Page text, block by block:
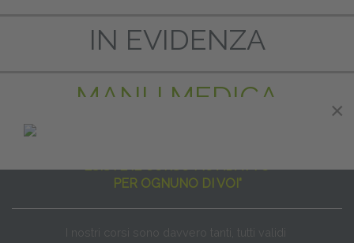
IN EVIDENZA
MANU MEDICA
PER OGNUNO DI VOI"
I nostri corsi sono davvero tanti, tutti validi
×